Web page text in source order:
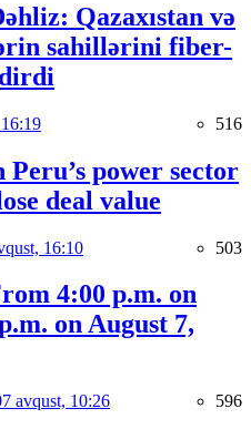
Qazaxıstan və
sahillərini fiber-
516
power sector
deal value
16:10 503
4:00 p.m. on
on August 7,
avqust, 10:26 596